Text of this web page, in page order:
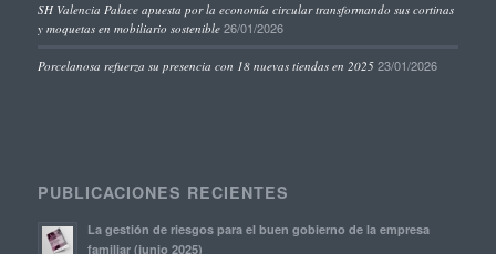
SH Valencia Palace apuesta por la economía circular transformando sus cortinas
y moquetas en mobiliario sostenible 26/01/2026
Porcelanosa refuerza su presencia con 18 nuevas tiendas en 2025 23/01/2026
PUBLICACIONES RECIENTES
La gestión de riesgos para el buen gobierno de la empresa
familiar (junio 2025)